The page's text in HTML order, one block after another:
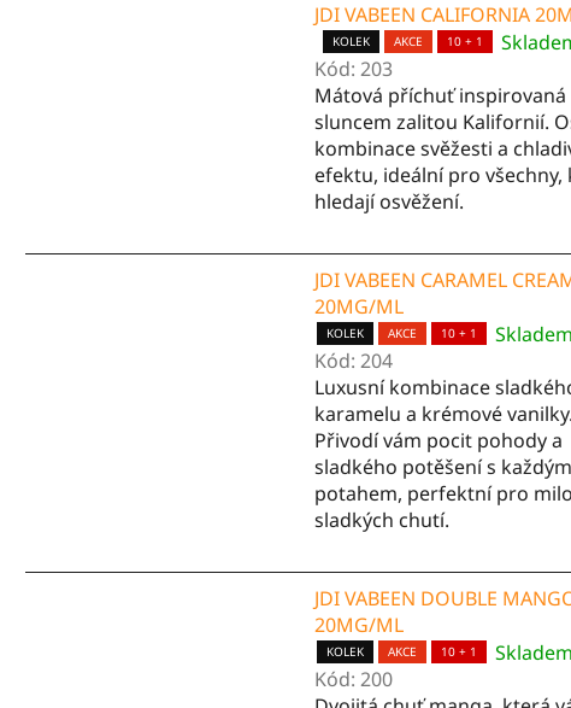
JDI VABEEN CALIFORNIA
Průměrné
hodnocení
produktu
je
5,0
z
5
KOLEK AKCE 10 + 1
Kód: 203
Mátová příchuť inspirovaná
sluncem zalitou Kalifornií.
kombinace svěžesti a
efektu, ideální pro všechny,
hledají osvěžení.
JDI VABEEN CARAMEL
20MG/ML
KOLEK AKCE 10 + 1
Skladem
Kód: 204
Luxusní kombinace
karamelu a krémové vanilky.
Přivodí vám pocit pohody a
sladkého potěšení s každým
potahem, perfektní pro
sladkých chutí.
JDI VABEEN DOUBLE
20MG/ML
KOLEK AKCE 10 + 1
Skladem
Kód: 200